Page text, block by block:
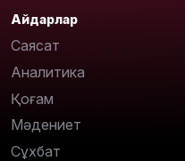
Айдарлар
Саясат
Аналитика
Қоғам
Мәдениет
Сұхбат